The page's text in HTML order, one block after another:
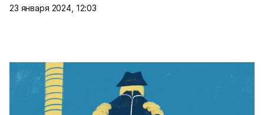
23 января 2024, 12:03